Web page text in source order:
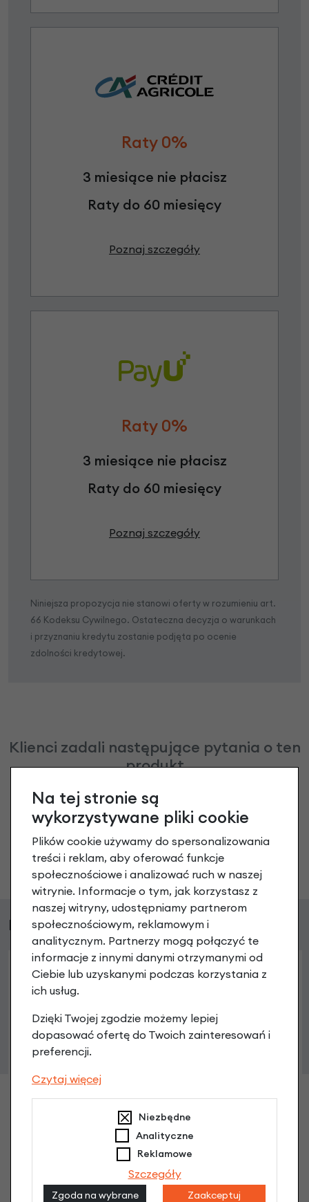
Raty 0%
3 miesiące nie płacisz
Raty do 60 miesięcy
Poznaj szczegóły
Raty 0%
3 miesiące nie płacisz
Raty do 60 miesięcy
Poznaj szczegóły
Niniejsza propozycja nie stanowi oferty w rozumieniu art.
66 Kodeksu Cywilnego. Ostateczna decyzja o warunkach
i przyznaniu kredytu zostanie podjęta po ocenie
zdolności kredytowej.
Klienci zadali następujące pytania o ten
produkt
Nikt wcześniej niemiał pytań do tego produktu? A Ty o
co chcesz zapytać?
Zadaj pytanie
Podobne produkty
Odblask przedni Busch & Muller
14,90 zł
Na tej stronie są
wykorzystywane pliki cookie
Plików cookie używamy do spersonalizowania
treści i reklam, aby oferować funkcje
społecznościowe i analizować ruch w naszej
witrynie. Informacje o tym, jak korzystasz z
naszej witryny, udostępniamy partnerom
społecznościowym, reklamowym i
analitycznym. Partnerzy mogą połączyć te
informacje z innymi danymi otrzymanymi od
Ciebie lub uzyskanymi podczas korzystania z
ich usług.
Dzięki Twojej zgodzie możemy lepiej
dopasować ofertę do Twoich zainteresowań i
preferencji.
Czytaj więcej
Niezbędne
Analityczne
Reklamowe
Szczegóły
Zgoda na wybrane
Zaakceptuj